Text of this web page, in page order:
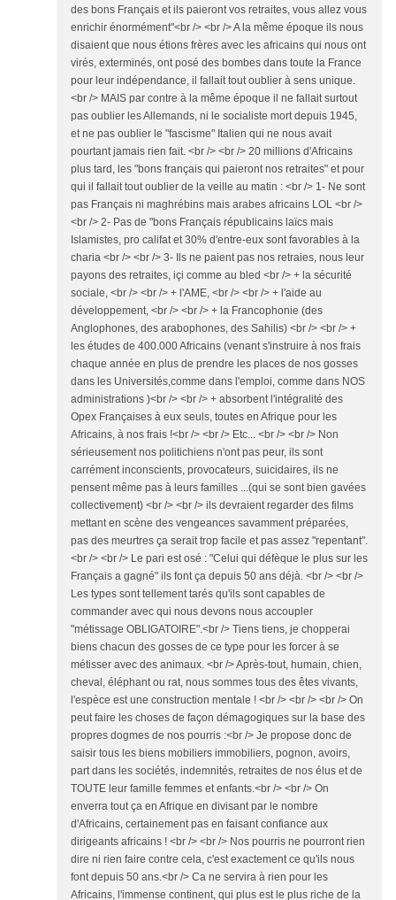
des bons Français et ils paieront vos retraites, vous allez vous
enrichir énormément"<br /> <br /> A la même époque ils nous
disaient que nous étions frères avec les africains qui nous ont
virés, exterminés, ont posé des bombes dans toute la France
pour leur indépendance, il fallait tout oublier à sens unique.
<br /> MAIS par contre à la même époque il ne fallait surtout
pas oublier les Allemands, ni le socialiste mort depuis 1945,
et ne pas oublier le "fascisme" Italien qui ne nous avait
pourtant jamais rien fait. <br /> <br /> 20 millions d'Africains
plus tard, les "bons français qui paieront nos retraites" et pour
qui il fallait tout oublier de la veille au matin : <br /> 1- Ne sont
pas Français ni maghrébins mais arabes africains LOL <br />
<br /> 2- Pas de "bons Français républicains laïcs mais
Islamistes, pro califat et 30% d'entre-eux sont favorables à la
charia <br /> <br /> 3- Ils ne paient pas nos retraies, nous leur
payons des retraites, içi comme au bled <br /> + la sécurité
sociale, <br /> <br /> + l'AME, <br /> <br /> + l'aide au
développement, <br /> <br /> + la Francophonie (des
Anglophones, des arabophones, des Sahilis) <br /> <br /> +
les études de 400.000 Africains (venant s'instruire à nos frais
chaque année en plus de prendre les places de nos gosses
dans les Universités,comme dans l'emploi, comme dans NOS
administrations )<br /> <br /> + absorbent l'intégralité des
Opex Françaises à eux seuls, toutes en Afrique pour les
Africains, à nos frais !<br /> <br /> Etc... <br /> <br /> Non
sérieusement nos politichiens n'ont pas peur, ils sont
carrément inconscients, provocateurs, suicidaires, ils ne
pensent même pas à leurs familles ...(qui se sont bien gavées
collectivement) <br /> <br /> ils devraient regarder des films
mettant en scène des vengeances savamment préparées,
pas des meurtres ça serait trop facile et pas assez "repentant".
<br /> <br /> Le pari est osé : "Celui qui défèque le plus sur les
Français a gagné" ils font ça depuis 50 ans déjà. <br /> <br />
Les types sont tellement tarés qu'ils sont capables de
commander avec qui nous devons nous accoupler
"métissage OBLIGATOIRE".<br /> Tiens tiens, je chopperai
biens chacun des gosses de ce type pour les forcer à se
métisser avec des animaux. <br /> Après-tout, humain, chien,
cheval, éléphant ou rat, nous sommes tous des êtes vivants,
l'espèce est une construction mentale ! <br /> <br /> <br /> On
peut faire les choses de façon démagogiques sur la base des
propres dogmes de nos pourris :<br /> Je propose donc de
saisir tous les biens mobiliers immobiliers, pognon, avoirs,
part dans les sociétés, indemnités, retraites de nos élus et de
TOUTE leur famille femmes et enfants.<br /> <br /> On
enverra tout ça en Afrique en divisant par le nombre
d'Africains, certainement pas en faisant confiance aux
dirigeants africains ! <br /> <br /> Nos pourris ne pourront rien
dire ni rien faire contre cela, c'est exactement ce qu'ils nous
font depuis 50 ans.<br /> Ca ne servira à rien pour les
Africains, l'immense continent, qui plus est le plus riche de la